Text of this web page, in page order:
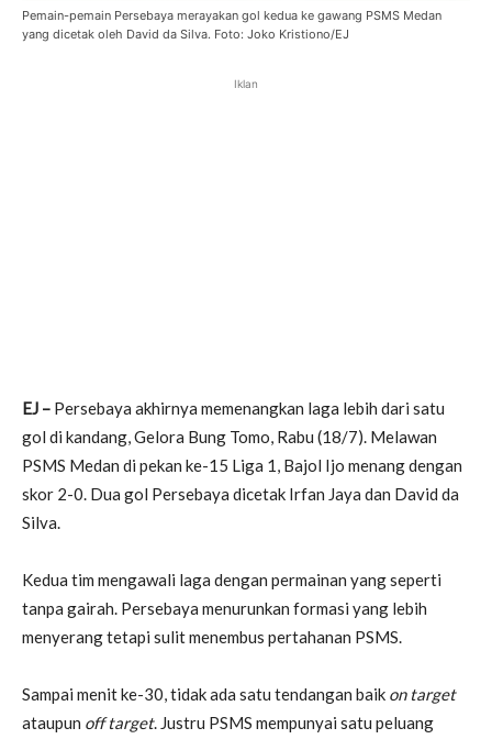
Pemain-pemain Persebaya merayakan gol kedua ke gawang PSMS Medan
yang dicetak oleh David da Silva. Foto: Joko Kristiono/EJ
Iklan
EJ – Persebaya akhirnya memenangkan laga lebih dari satu
gol di kandang, Gelora Bung Tomo, Rabu (18/7). Melawan
PSMS Medan di pekan ke-15 Liga 1, Bajol Ijo menang dengan
skor 2-0. Dua gol Persebaya dicetak Irfan Jaya dan David da
Silva.
Kedua tim mengawali laga dengan permainan yang seperti
tanpa gairah. Persebaya menurunkan formasi yang lebih
menyerang tetapi sulit menembus pertahanan PSMS.
Sampai menit ke-30, tidak ada satu tendangan baik on target
ataupun off target. Justru PSMS mempunyai satu peluang